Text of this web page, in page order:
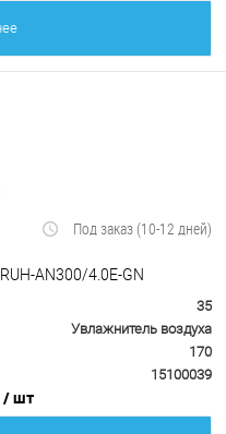
Под заказ (10-12 дней)
AN300/4.0E-GN
35
Увлажнитель воздуха
170
15100039
/ шт